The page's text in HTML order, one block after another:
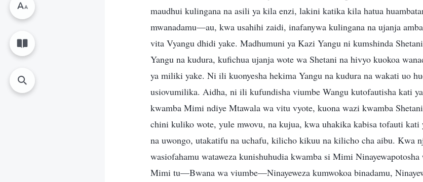
maudhui kulingana na asili ya kila enzi, lakini katika kila hatua
mwanadamu—au, kwa usahihi zaidi, inafanywa kulingana na ujanja
vita Vyangu dhidi yake. Madhumuni ya Kazi Yangu ni kumshinda
Yangu na kudura, kufichua ujanja wote wa Shetani na hivyo kuokoa
ya miliki yake. Ni ili kuonyesha hekima Yangu na kudura na wakati uo
usiovumilika. Aidha, ni ili kufundisha viumbe Wangu kutofautisha kati ya
kwamba Mimi ndiye Mtawala wa vitu vyote, kuona wazi kwamba
chini kuliko wote, yule mwovu, na kujua, kwa uhakika kabisa tofauti kati
na uwongo, utakatifu na uchafu, kilicho kikuu na kilicho cha aibu. Kwa
wasiofahamu wataweza kunishuhudia kwamba si Mimi
Mimi tu—Bwana wa viumbe—Ninayeweza kumwokoa binadamu,